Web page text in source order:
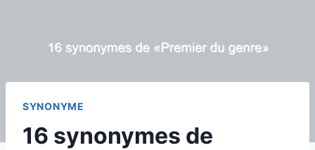
SYNONYME
16 synonymes de